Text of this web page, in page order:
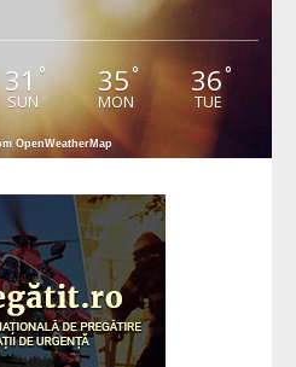
31°
SUN
35°
MON
36°
TUE
OpenWeatherMap